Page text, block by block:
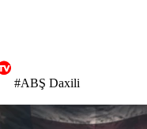
#ABŞ Daxili